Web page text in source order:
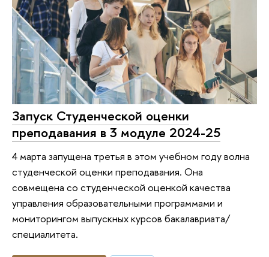
Запуск Студенческой оценки
преподавания в 3 модуле 2024-25
4 марта запущена третья в этом учебном году волна
студенческой оценки преподавания. Она
совмещена со студенческой оценкой качества
управления образовательными программами и
мониторингом выпускных курсов бакалавриата/
специалитета.